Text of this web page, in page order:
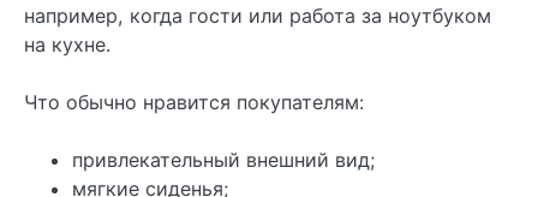
например, когда гости или работа за ноутбуком
на кухне.
Что обычно нравится покупателям:
привлекательный внешний вид;
мягкие сиденья;